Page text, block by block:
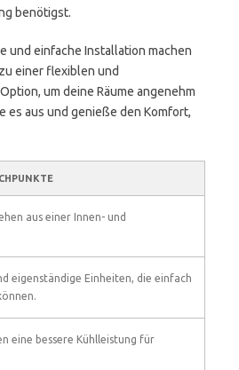
benötigst.
und einfache Installation machen
einer flexiblen und
um deine Räume angenehm
es aus und genieße den Komfort,
aus einer Innen- und
eigenständige Einheiten, die einfach
eine bessere Kühlleistung für